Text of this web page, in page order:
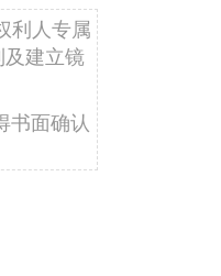
利人专属
及建立镜
书面确认